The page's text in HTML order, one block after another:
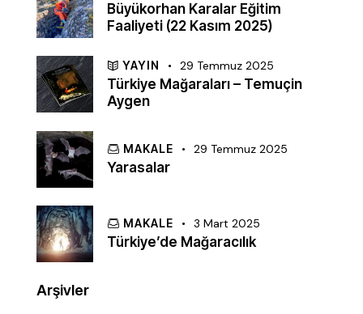
Büyükorhan Karalar Eğitim
Faaliyeti (22 Kasım 2025)
YAYIN 29 Temmuz 2025
Türkiye Mağaraları – Temuçin
Aygen
MAKALE 29 Temmuz 2025
Yarasalar
MAKALE 3 Mart 2025
Türkiye’de Mağaracılık
Arşivler